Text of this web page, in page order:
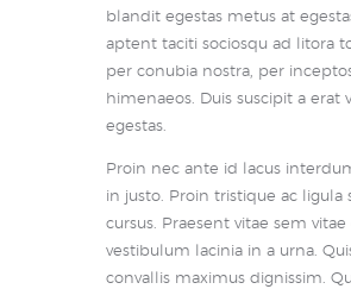
blandit egestas metus at
aptent taciti sociosqu ad litora
per conubia nostra, per
himenaeos. Duis suscipit a erat
egestas.
Proin nec ante id lacus
in justo. Proin tristique ac ligula
cursus. Praesent vitae sem vitae
vestibulum lacinia in a urna.
convallis maximus dignissim.